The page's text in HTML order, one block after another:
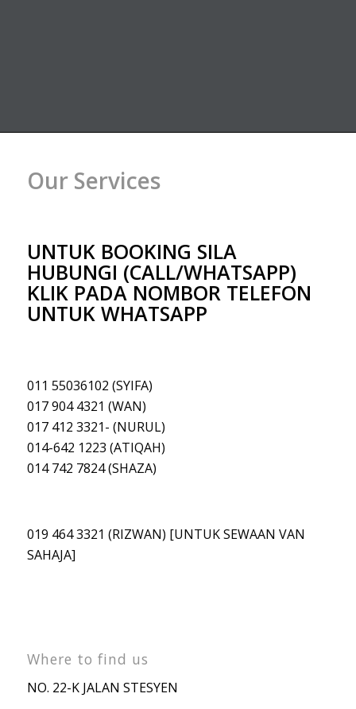
Our Services
UNTUK BOOKING SILA
HUBUNGI (CALL/WHATSAPP)
KLIK PADA NOMBOR TELEFON
UNTUK WHATSAPP
011 55036102 (SYIFA)
017 904 4321 (WAN)
017 412 3321- (NURUL)
014-642 1223 (ATIQAH)
014 742 7824 (SHAZA)
019 464 3321 (RIZWAN) [UNTUK SEWAAN VAN
SAHAJA]
Where to find us
NO. 22-K JALAN STESYEN